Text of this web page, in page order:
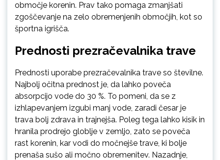
območje korenin. Prav tako pomaga zmanjšati
zgoščevanje na zelo obremenjenih območjih, kot so
športna igrišča.
Prednosti prezračevalnika trave
Prednosti uporabe prezračevalnika trave so številne.
Najbolj očitna prednost je, da lahko poveča
absorpcijo vode do 30 %. To pomeni, da se z
izhlapevanjem izgubi manj vode, zaradi česar je
trava bolj zdrava in trajnejša. Poleg tega lahko kisik in
hranila prodrejo globlje v zemljo, zato se poveča
rast korenin, kar vodi do močnejše trave, ki bolje
prenaša sušo ali močno obremenitev. Nazadnje,